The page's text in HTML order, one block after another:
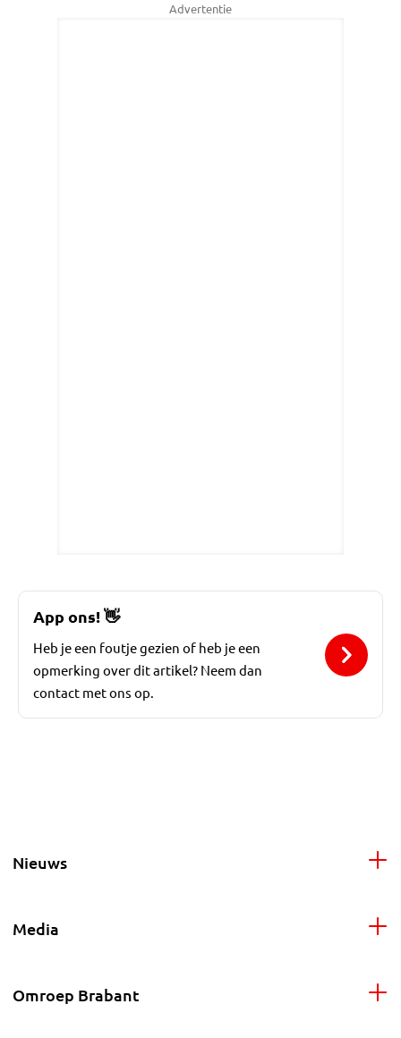
Advertentie
App ons!👋
Heb je een foutje gezien of heb je een
opmerking over dit artikel? Neem dan
contact met ons op.
Nieuws
Media
Omroep Brabant